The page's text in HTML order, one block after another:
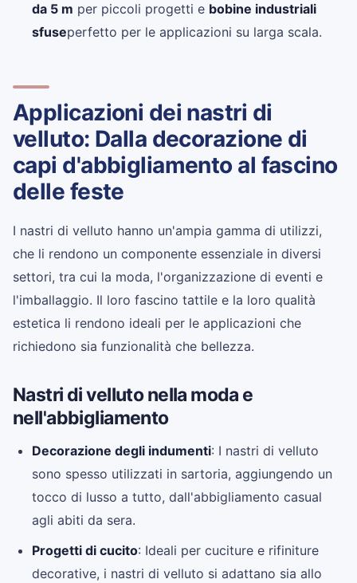
da 5 m per piccoli progetti e bobine industriali
sfuseperfetto per le applicazioni su larga scala.
Applicazioni dei nastri di
velluto: Dalla decorazione di
capi d'abbigliamento al fascino
delle feste
I nastri di velluto hanno un'ampia gamma di utilizzi,
che li rendono un componente essenziale in diversi
settori, tra cui la moda, l'organizzazione di eventi e
l'imballaggio. Il loro fascino tattile e la loro qualità
estetica li rendono ideali per le applicazioni che
richiedono sia funzionalità che bellezza.
Nastri di velluto nella moda e
nell'abbigliamento
Decorazione degli indumenti: I nastri di velluto
sono spesso utilizzati in sartoria, aggiungendo un
tocco di lusso a tutto, dall'abbigliamento casual
agli abiti da sera.
Progetti di cucito: Ideali per cuciture e rifiniture
decorative, i nastri di velluto si adattano sia allo